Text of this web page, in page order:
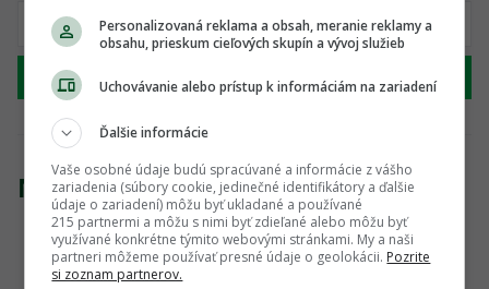
Hľadať
Nenašli sme žiadny produkt
Personalizovaná reklama a obsah, meranie reklamy a
obsahu, prieskum cieľových skupín a vývoj služieb
Uchovávanie alebo prístup k informáciám na zariadení
Ďalšie informácie
Vaše osobné údaje budú spracúvané a informácie z vášho
zariadenia (súbory cookie, jedinečné identifikátory a ďalšie
údaje o zariadení) môžu byť ukladané a používané
215 partnermi a môžu s nimi byť zdieľané alebo môžu byť
využívané konkrétne týmito webovými stránkami. My a naši
partneri môžeme používať presné údaje o geolokácii. Pozrite
si zoznam partnerov.